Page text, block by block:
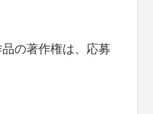
の著作権は、応募